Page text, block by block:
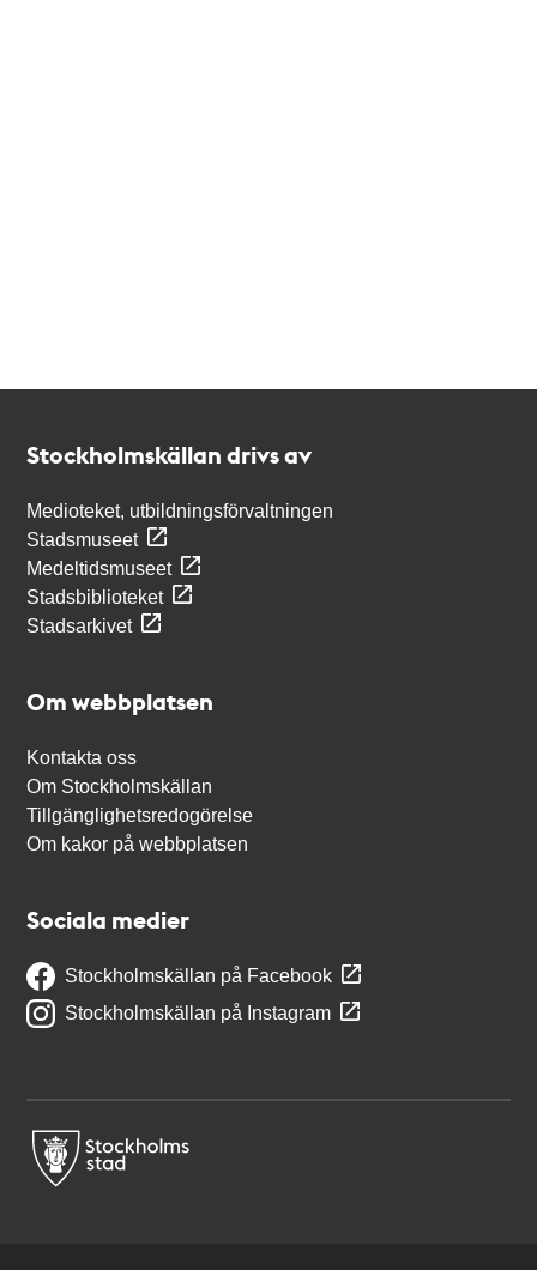
Stockholmskällan drivs av
Medioteket, utbildningsförvaltningen
Stadsmuseet
Medeltidsmuseet
Stadsbiblioteket
Stadsarkivet
Om webbplatsen
Kontakta oss
Om Stockholmskällan
Tillgänglighetsredogörelse
Om kakor på webbplatsen
Sociala medier
Stockholmskällan på Facebook
Stockholmskällan på Instagram